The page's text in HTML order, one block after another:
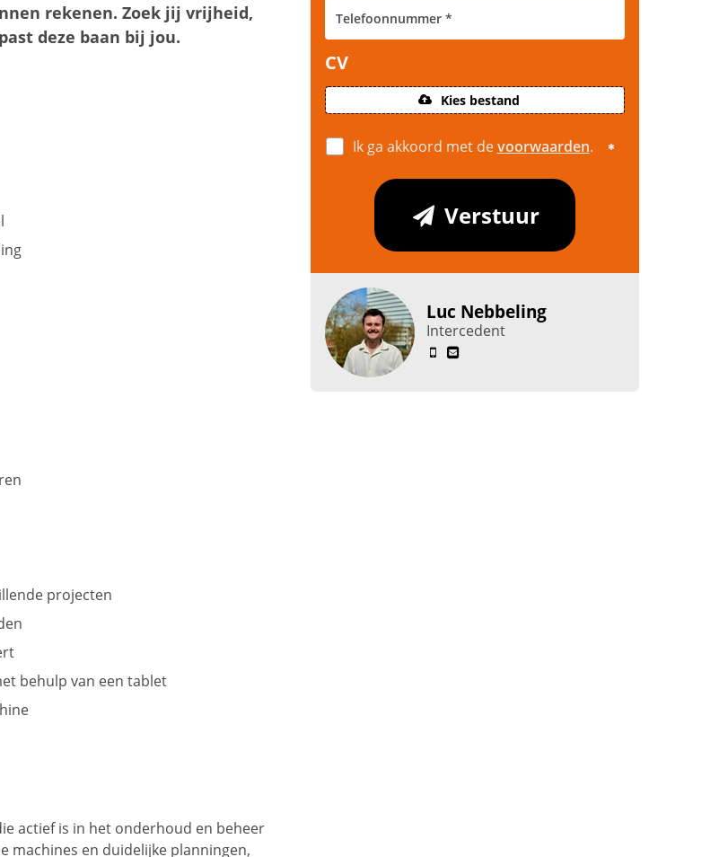
rekenen. Zoek jij vrijheid,
deze baan bij jou.
projecten
behulp van een tablet
actief is in het onderhoud en beheer
machines en duidelijke planningen,
Luc Nebbeling
Intercedent
CV
Kies bestand
Ik ga akkoord met devoorwaarden.
Verstuur